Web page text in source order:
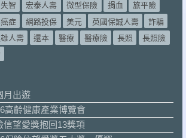
失智 宏泰人壽 微型保險 捐血
旅平險
癌症 網路投保 美元 英國保誠人壽
詐騙
人壽 還本 醫療 醫療險 長照
長照險
月出遊
高齡健康產業博覽會
信望愛獎抱回13獎項